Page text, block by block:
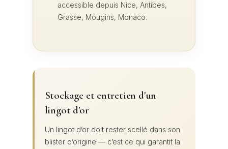
accessible depuis Nice, Antibes,
Grasse, Mougins, Monaco.
Stockage et entretien d'un
lingot d'or
Un lingot d’or doit rester scellé dans son
blister d’origine — c’est ce qui garantit la